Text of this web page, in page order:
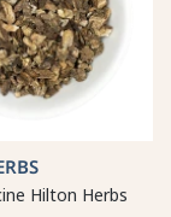
Hilton Herbs